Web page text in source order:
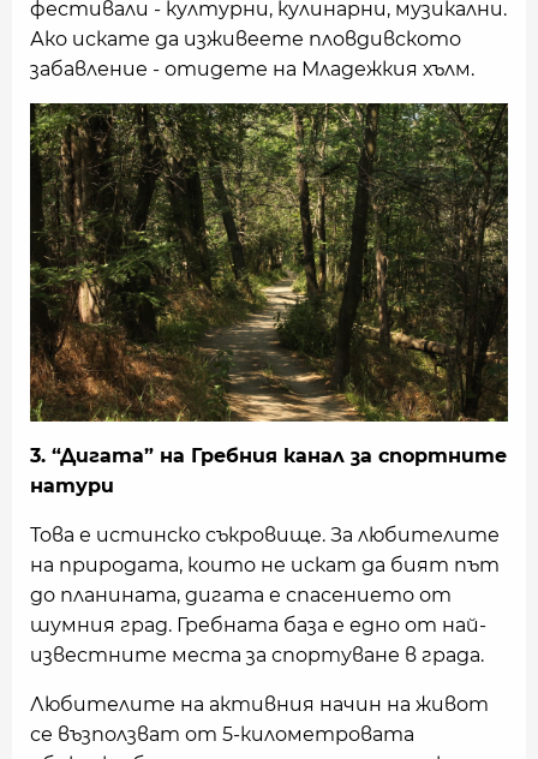
фестивали - културни, кулинарни, музикални.
Ако искате да изживеете пловдивското
забавление - отидете на Младежкия хълм.
3. “Дигата” на Гребния канал за спортните
натури
Това е истинско съкровище. За любителите
на природата, които не искат да бият път
до планината, дигата е спасението от
шумния град. Гребната база е едно от най-
известните места за спортуване в града.
Любителите на активния начин на живот
се възползват от 5-километровата